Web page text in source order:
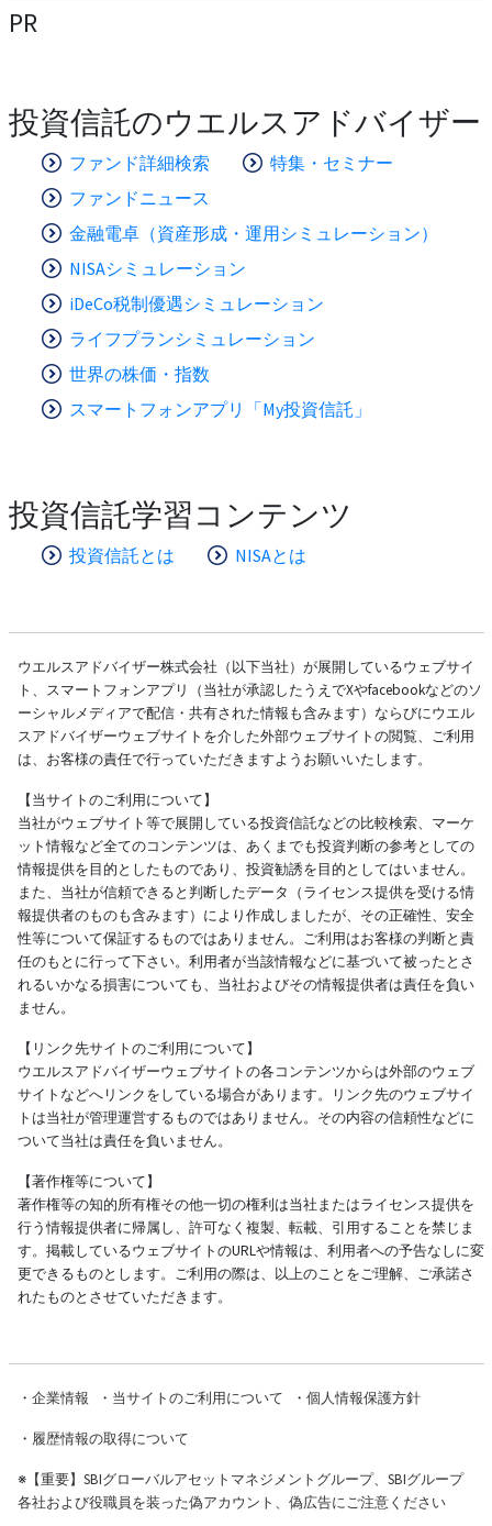
PR
投資信託のウエルスアドバイザー
ファンド詳細検索
特集・セミナー
ファンドニュース
金融電卓（資産形成・運用シミュレーション）
NISAシミュレーション
iDeCo税制優遇シミュレーション
ライフプランシミュレーション
世界の株価・指数
スマートフォンアプリ「My投資信託」
投資信託学習コンテンツ
投資信託とは NISAとは
ウエルスアドバイザー株式会社（以下当社）が展開しているウェブサイ
ト、スマートフォンアプリ（当社が承認したうえでXやfacebookなどのソ
ーシャルメディアで配信・共有された情報も含みます）ならびにウエル
スアドバイザーウェブサイトを介した外部ウェブサイトの閲覧、ご利用
は、お客様の責任で行っていただきますようお願いいたします。
【当サイトのご利用について】
当社がウェブサイト等で展開している投資信託などの比較検索、マーケ
ット情報など全てのコンテンツは、あくまでも投資判断の参考としての
情報提供を目的としたものであり、投資勧誘を目的としてはいません。
また、当社が信頼できると判断したデータ（ライセンス提供を受ける情
報提供者のものも含みます）により作成しましたが、その正確性、安全
性等について保証するものではありません。ご利用はお客様の判断と責
任のもとに行って下さい。利用者が当該情報などに基づいて被ったとさ
れるいかなる損害についても、当社およびその情報提供者は責任を負い
ません。
【リンク先サイトのご利用について】
ウエルスアドバイザーウェブサイトの各コンテンツからは外部のウェブ
サイトなどへリンクをしている場合があります。リンク先のウェブサイ
トは当社が管理運営するものではありません。その内容の信頼性などに
ついて当社は責任を負いません。
【著作権等について】
著作権等の知的所有権その他一切の権利は当社またはライセンス提供を
行う情報提供者に帰属し、許可なく複製、転載、引用することを禁じま
す。掲載しているウェブサイトのURLや情報は、利用者への予告なしに変
更できるものとします。ご利用の際は、以上のことをご理解、ご承諾さ
れたものとさせていただきます。
・ 企業情報 ・ 当サイトのご利用について ・ 個人情報保護方針
・ 履歴情報の取得について
※【重要】SBIグローバルアセットマネジメントグループ、SBIグループ
各社および役職員を装った偽アカウント、偽広告にご注意ください